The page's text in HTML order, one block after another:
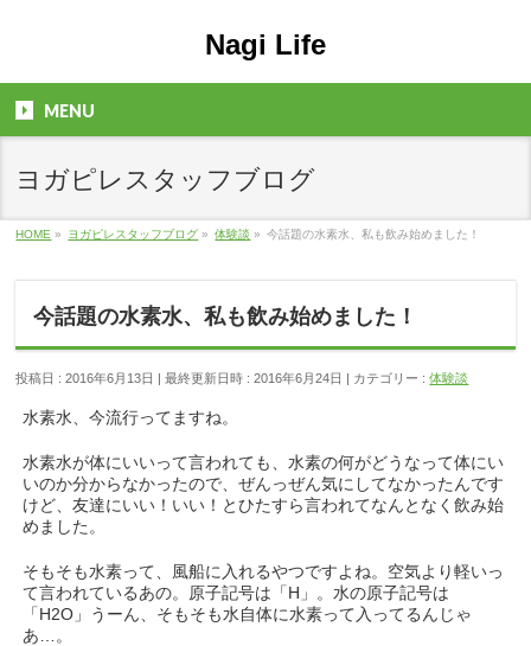
Nagi Life
MENU
ヨガピレスタッフブログ
HOME » ヨガピレスタッフブログ » 体験談 » 今話題の水素水、私も飲み始めました！
今話題の水素水、私も飲み始めました！
投稿日 : 2016年6月13日 最終更新日時 : 2016年6月24日 カテゴリー :体験談
水素水、今流行ってますね。
水素水が体にいいって言われても、水素の何がどうなって体にい
いのか分からなかったので、ぜんっぜん気にしてなかったんです
けど、友達にいい！いい！とひたすら言われてなんとなく飲み始
めました。
そもそも水素って、風船に入れるやつですよね。空気より軽いっ
て言われているあの。原子記号は「H」。水の原子記号は
「H2O」うーん、そもそも水自体に水素って入ってるんじゃ
あ…。